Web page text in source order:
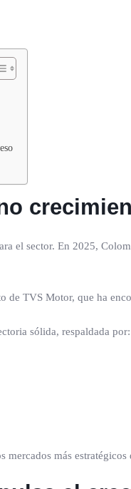
el sector. En 2025,
de TVS Motor, que ha
sólida, respaldada por:
mercados más